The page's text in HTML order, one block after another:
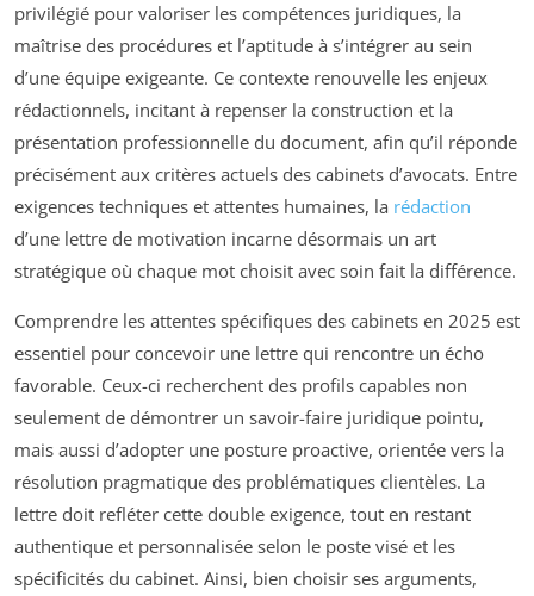
privilégié pour valoriser les compétences juridiques, la
maîtrise des procédures et l’aptitude à s’intégrer au sein
d’une équipe exigeante. Ce contexte renouvelle les enjeux
rédactionnels, incitant à repenser la construction et la
présentation professionnelle du document, afin qu’il réponde
précisément aux critères actuels des cabinets d’avocats. Entre
exigences techniques et attentes humaines, la rédaction
d’une lettre de motivation incarne désormais un art
stratégique où chaque mot choisit avec soin fait la différence.
Comprendre les attentes spécifiques des cabinets en 2025 est
essentiel pour concevoir une lettre qui rencontre un écho
favorable. Ceux-ci recherchent des profils capables non
seulement de démontrer un savoir-faire juridique pointu,
mais aussi d’adopter une posture proactive, orientée vers la
résolution pragmatique des problématiques clientèles. La
lettre doit refléter cette double exigence, tout en restant
authentique et personnalisée selon le poste visé et les
spécificités du cabinet. Ainsi, bien choisir ses arguments,